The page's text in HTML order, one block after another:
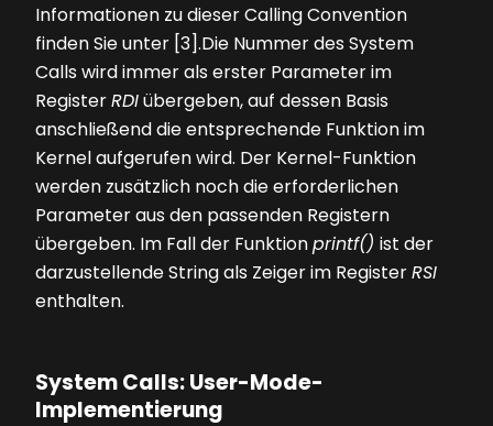
Informationen zu dieser Calling Conven­tion
finden Sie unter [3].Die Nummer des System
Calls wird immer als erster Parameter im
RegisterRDIübergeben, auf dessen Basis
anschließend die entsprechende Funktion im
Kernel aufgerufen wird. Der Kernel-Funktion
werden zusätzlich noch die erforderlichen
Parameter aus den passenden Registern
übergeben. Im Fall der Funktionprintf() ist der
darzustellende String als Zeiger im RegisterRSI
enthalten.
System Calls: User-Mode-
Implementierung